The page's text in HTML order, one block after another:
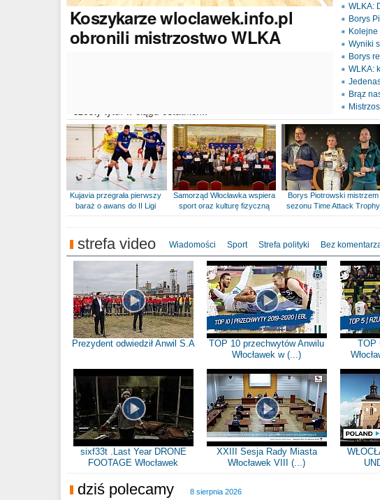
Koszykarzewloclawek.info.pl
obronili mistrzostwo WLKA
WLKA:
Borys
Kolejne
Wyniki
Borys
WLKA:
Brąz
Kujavia przegrała pierwszy
baraż o awans do II Ligi
Samorząd Włocławka wspiera
sport oraz kulturę fizyczną
Borys Piotrowski mistrzem
sezonu Time Attack Trophy
strefa video Wiadomości Sport Strefa polityki Bez
Prezydent odwiedził Anwil S.A
TOP 10 przechwytów Anwilu
Włocławek w (...)
TOP
sixf33t .Last Year DRONE
FOOTAGE Włocławek
XXIII Sesja Rady Miasta
Włocławek VIII (...)
dziś polecamy 8 sierpnia 2026